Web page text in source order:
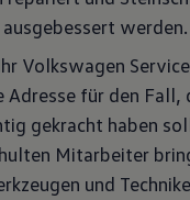
werden.
Volkswagen
Adresse für den Fall,
gekracht haben
Mitarbeiter
und